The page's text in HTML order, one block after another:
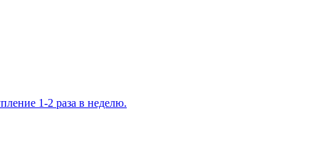
1-2 раза в неделю.